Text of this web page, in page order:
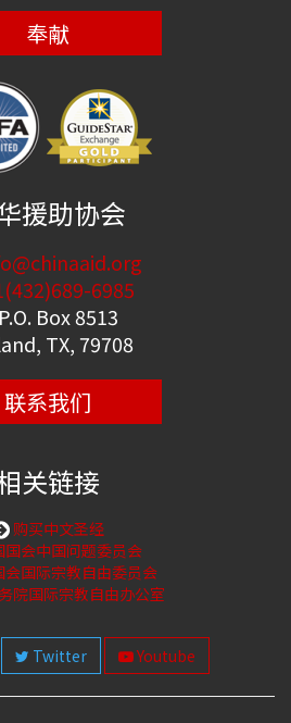
奉献
援助协会
6985
Box 8513
TX, 79708
联系我们
关链接
购买中文圣经
会中国问题委员会
国际宗教自由委员会
院国际宗教自由办公室
Twitter Youtube